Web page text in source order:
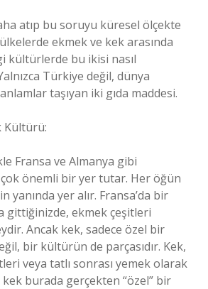
atıp bu soruyu küresel ölçekte
ekmek ve kek arasında
kültürlerde bu ikisi nasıl
Türkiye değil, dünya
taşıyan iki gıda maddesi.
Kültürü:
Fransa ve Almanya gibi
önemli bir yer tutar. Her öğün
yanında yer alır. Fransa’da bir
gittiğinizde, ekmek çeşitleri
Ancak kek, sadece özel bir
bir kültürün de parçasıdır. Kek,
veya tatlı sonrası yemek olarak
burada gerçekten “özel” bir